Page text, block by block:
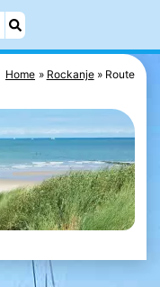
Home Rockanje Route